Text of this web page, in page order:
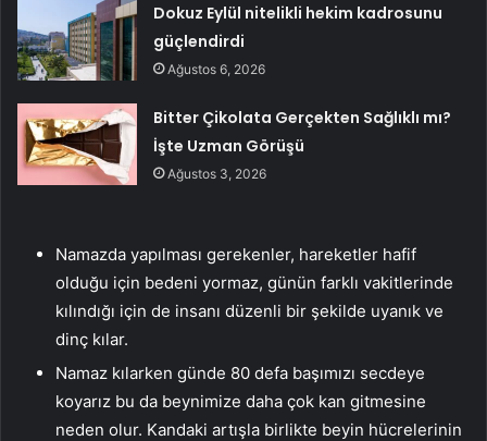
Dokuz Eylül nitelikli hekim kadrosunu
güçlendirdi
Ağustos 6, 2026
Bitter Çikolata Gerçekten Sağlıklı mı?
İşte Uzman Görüşü
Ağustos 3, 2026
Namazda yapılması gerekenler, hareketler hafif
olduğu için bedeni yormaz, günün farklı vakitlerinde
kılındığı için de insanı düzenli bir şekilde uyanık ve
dinç kılar.
Namaz kılarken günde 80 defa başımızı secdeye
koyarız bu da beynimize daha çok kan gitmesine
neden olur. Kandaki artışla birlikte beyin hücrelerinin